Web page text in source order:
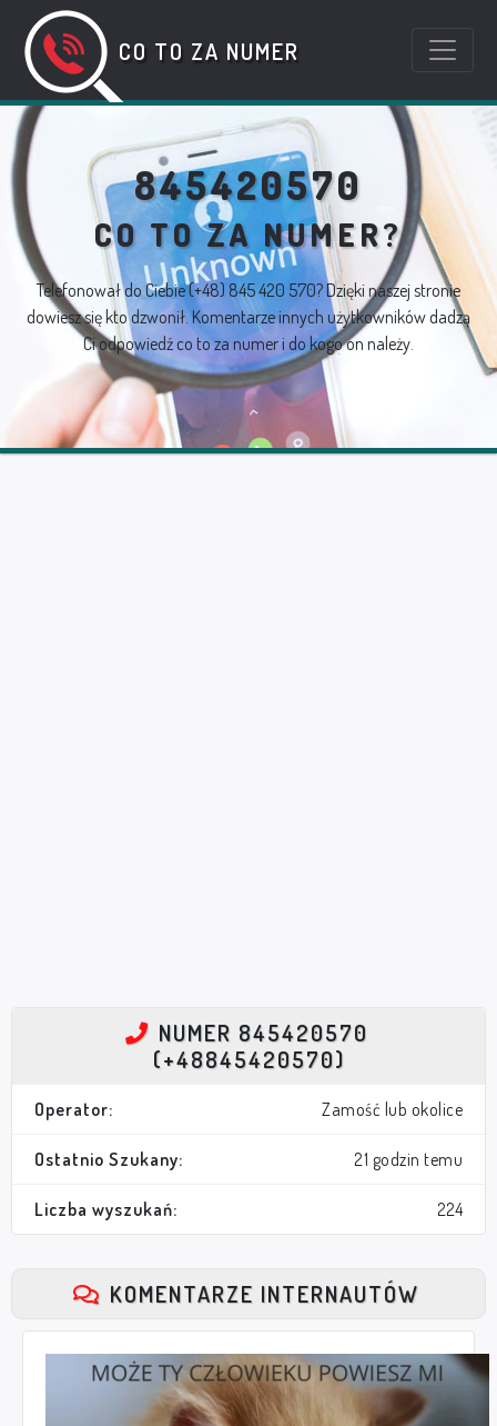
CO TO ZA NUMER
845420570
CO TO ZA NUMER?
Telefonował do Ciebie(+48) 845 420 570? Dzięki naszej stronie
dowiesz się kto dzwonił. Komentarze innych użytkowników dadzą
Ci odpowiedź co to za numer i do kogo on należy.
NUMER 845420570
(+48845420570)
Operator: Zamość lub okolice
Ostatnio Szukany: 21 godzin temu
Liczba wyszukań: 224
KOMENTARZE INTERNAUTÓW